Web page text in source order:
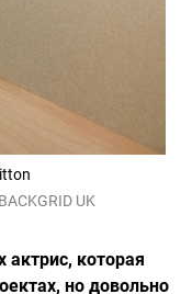
UK
актрис, которая
но довольно